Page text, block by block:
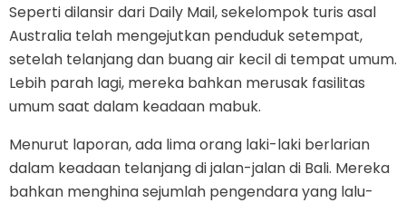
Seperti dilansir dari Daily Mail, sekelompok turis asal
Australia telah mengejutkan penduduk setempat,
setelah telanjang dan buang air kecil di tempat umum.
Lebih parah lagi, mereka bahkan merusak fasilitas
umum saat dalam keadaan mabuk.
Menurut laporan, ada lima orang laki-laki berlarian
dalam keadaan telanjang di jalan-jalan di Bali. Mereka
bahkan menghina sejumlah pengendara yang lalu-